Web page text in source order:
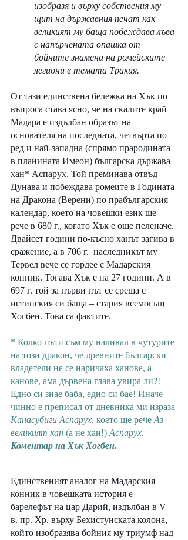
изобразя и върху собствения му
щит на държавния печат как
великият му баща побеждава лъва
с напърчената опашка от
бойните знамена на ромейските
легиони в темата Тракия.
От тази единствена бележка на Хък по
въпроса става ясно, че на скалите край
Мадара е издълбан образът на
основателя на последната, четвърта по
ред и най-западна (спрямо прародината
в планината Имеон) българска държава
хан* Аспарух. Той преминава отвъд
Дунава и побеждава ромеите в Годината
на Дракона (Верени) по прабългарския
календар, което на човешки език ще
рече в 680 г., когато Хък е още пеленаче.
Двайсет години по-късно ханът загива в
сражение, а в 706 г.  наследникът му
Тервел вече се гордее с Мадарския
конник. Тогава Хък е на 27 години. А в
697 г. той за първи път се среща с
истинския си баща – стария всемогъщ
Хогбен. Това са фактите.
* Колко пъти съм му наливал в чутурите
на този дракон, че древните български
владетели не се наричаха ханове, а
канове, ама дървена глава увира ли?!
Едно си знае баба, едно си бае! Иначе
чинно е преписал от дневника ми израза
Канасубиги Аспарух, което ще рече Аз
великият кан (а не хан!) Аспарух.
Коментар на Хък Хогбен.
Единственият аналог на Мадарския
конник в човешката история е
барелефът на цар Дарий, издълбан в V
в. пр. Хр. върху Бехистунската колона,
който изобразява бойния му триумф над